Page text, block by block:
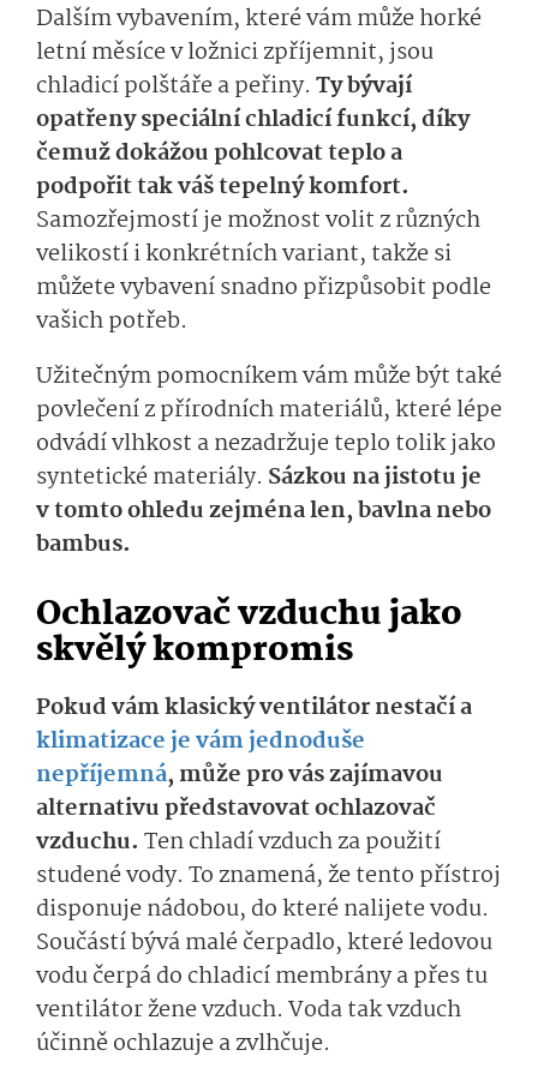
Dalším vybavením, které vám může horké
letní měsíce v ložnici zpříjemnit, jsou
chladicí polštáře a peřiny. Ty bývají
opatřeny speciální chladicí funkcí, díky
čemuž dokážou pohlcovat teplo a
podpořit tak váš tepelný komfort.
Samozřejmostí je možnost volit z různých
velikostí i konkrétních variant, takže si
můžete vybavení snadno přizpůsobit podle
vašich potřeb.
Užitečným pomocníkem vám může být také
povlečení z přírodních materiálů, které lépe
odvádí vlhkost a nezadržuje teplo tolik jako
syntetické materiály. Sázkou na jistotu je
v tomto ohledu zejména len, bavlna nebo
bambus.
Ochlazovač vzduchu jako
skvělý kompromis
Pokud vám klasický ventilátor nestačí a
klimatizace je vám jednoduše
nepříjemná, může pro vás zajímavou
alternativu představovat ochlazovač
vzduchu. Ten chladí vzduch za použití
studené vody. To znamená, že tento přístroj
disponuje nádobou, do které nalijete vodu.
Součástí bývá malé čerpadlo, které ledovou
vodu čerpá do chladicí membrány a přes tu
ventilátor žene vzduch. Voda tak vzduch
účinně ochlazuje a zvlhčuje.